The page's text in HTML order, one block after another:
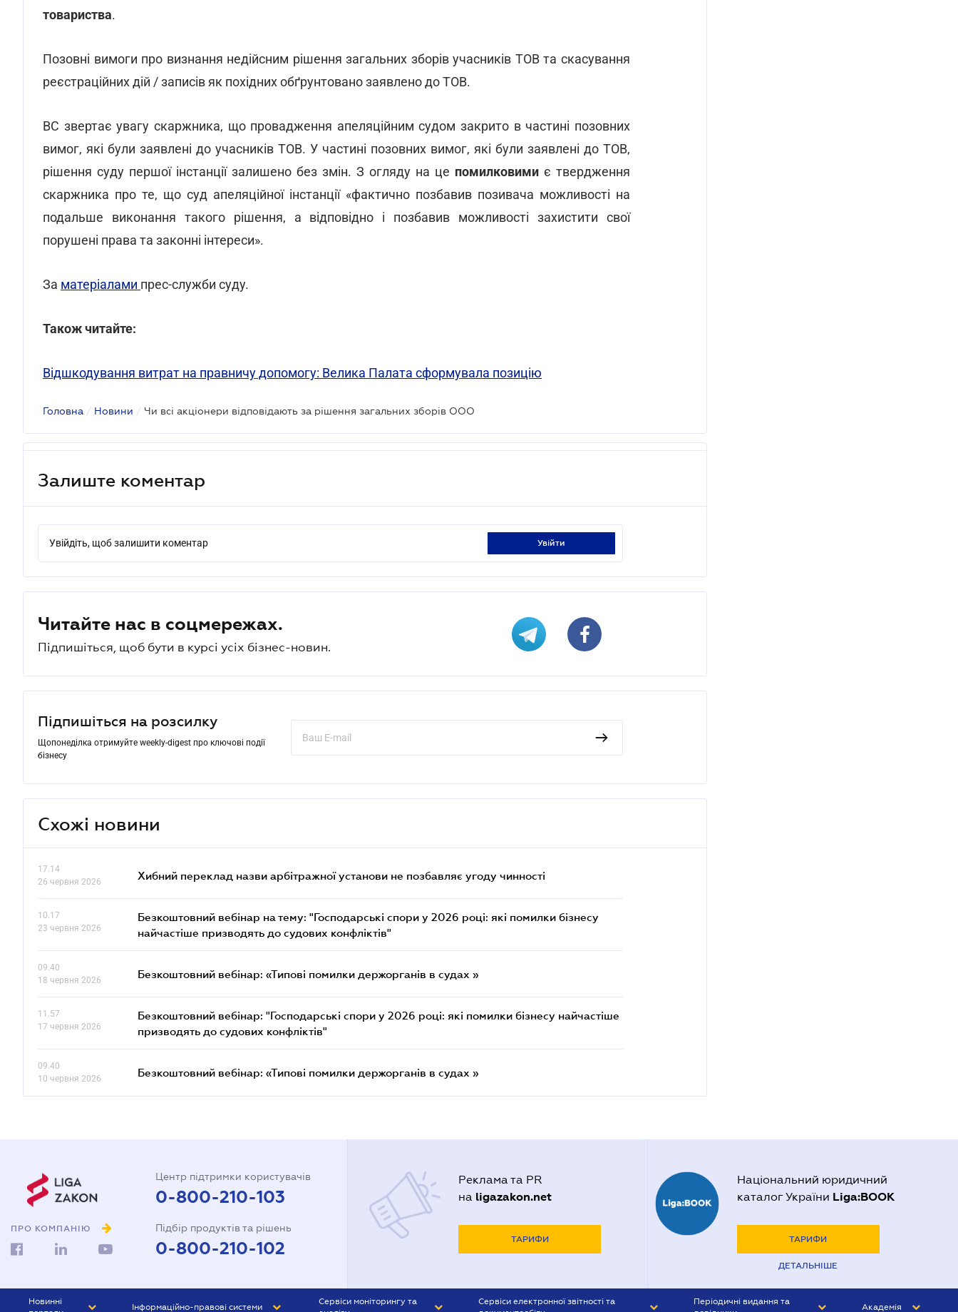
товариства.
Позовні вимоги про визнання недійсним рішення загальних зборів учасників ТОВ та скасування
реєстраційних дій / записів як похідних обґрунтовано заявлено до ТОВ.
ВС звертає увагу скаржника, що провадження апеляційним судом закрито в частині позовних
вимог, які були заявлені до учасників ТОВ. У частині позовних вимог, які були заявлені до ТОВ,
рішення суду першої інстанції залишено без змін. З огляду на це помилковими є твердження
скаржника про те, що суд апеляційної інстанції «фактично позбавив позивача можливості на
подальше виконання такого рішення, а відповідно і позбавив можливості захистити свої
порушені права та законні інтереси».
За матеріалами прес-служби суду.
Також читайте:
Відшкодування витрат на правничу допомогу: Велика Палата сформувала позицію
Головна / Новини / Чи всі акціонери відповідають за рішення загальних зборів ООО
Залиште коментар
Увійдіть, щоб залишити коментар увійти
Читайте нас в соцмережах.
Підпишіться, щоб бути в курсі усіх бізнес-новин.
Підпишіться на розсилку
Щопонеділка отримуйте weekly-digest про ключові події
бізнесу
Схожі новини
17.14
26 червня 2026
Хибний переклад назви арбітражної установи не позбавляє угоду чинності
10.17
23 червня 2026
Безкоштовний вебінар на тему: "Господарські спори у 2026 році: які помилки бізнесу
найчастіше призводять до судових конфліктів"
09.40
18 червня 2026
Безкоштовний вебінар: «Типові помилки держорганів в судах »
11.57
17 червня 2026
Безкоштовний вебінар: "Господарські спори у 2026 році: які помилки бізнесу найчастіше
призводять до судових конфліктів"
09.40
10 червня 2026
Безкоштовний вебінар: «Типові помилки держорганів в судах »
ПРО КОМПАНІЮ
Центр підтримки користувачів
0-800-210-103
Підбір продуктів та рішень
0-800-210-102
Реклама та PR
на ligazakon.net
ТАРИФИ
Національний юридичний
каталог України Liga:BOOK
ТАРИФИ
ДЕТАЛЬНІШЕ
Новинні
Інформаційно-правові системи
Сервіси моніторингу та
Сервіси електронної звітності та
Періодичні видання та
Академія